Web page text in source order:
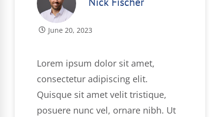
June 20, 2023
Lorem ipsum dolor sit amet,
consectetur adipiscing elit.
Quisque sit amet velit tristique,
posuere nunc vel, ornare nibh. Ut